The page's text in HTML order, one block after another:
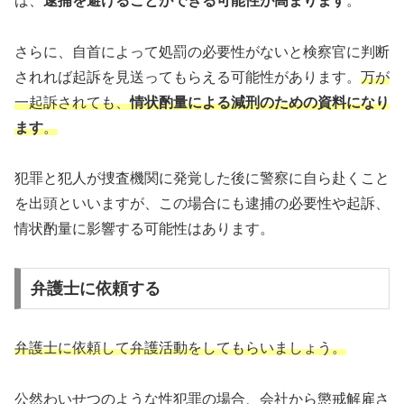
さらに、自首によって処罰の必要性がないと検察官に判断
されれば起訴を見送ってもらえる可能性があります。 万が
一起訴されても、情状酌量による減刑のための資料になり
ます。
犯罪と犯人が捜査機関に発覚した後に警察に自ら赴くこと
を出頭といいますが、この場合にも逮捕の必要性や起訴、
情状酌量に影響する可能性はあります。
弁護士に依頼する
弁護士に依頼して弁護活動をしてもらいましょう。
公然わいせつのような性犯罪の場合、会社から懲戒解雇さ